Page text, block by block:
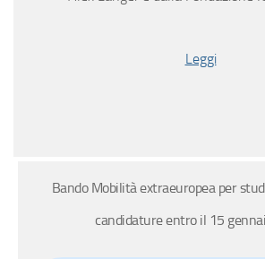
Leggi
Bando Mobilità extraeuropea per
candidature entro il 15